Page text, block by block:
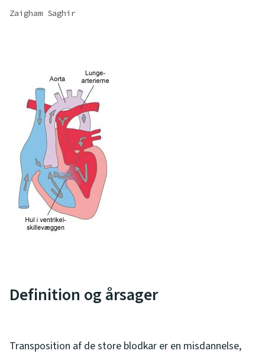
Zaigham Saghir
Definition og årsager
Transposition af de store blodkar er en misdannelse,